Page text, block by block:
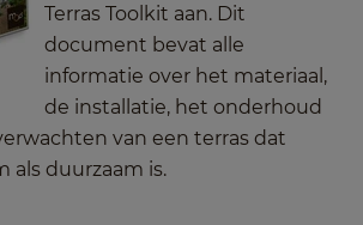
Terras Toolkit aan. Dit
document bevat alle
informatie over het materiaal,
de installatie, het onderhoud
van een terras dat
als duurzaam is.